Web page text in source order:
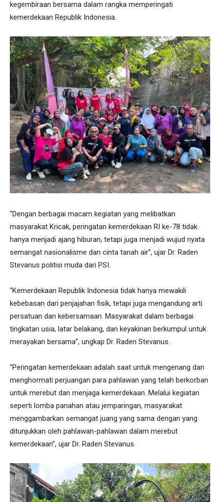
kegembiraan bersama dalam rangka memperingati
kemerdekaan Republik Indonesia.
“Dengan berbagai macam kegiatan yang melibatkan
masyarakat Kricak, peringatan kemerdekaan RI ke-78 tidak
hanya menjadi ajang hiburan, tetapi juga menjadi wujud nyata
semangat nasionalisme dan cinta tanah air”, ujar Dr. Raden
Stevanus politisi muda dari PSI.
“Kemerdekaan Republik Indonesia tidak hanya mewakili
kebebasan dari penjajahan fisik, tetapi juga mengandung arti
persatuan dan kebersamaan. Masyarakat dalam berbagai
tingkatan usia, latar belakang, dan keyakinan berkumpul untuk
merayakan bersama”, ungkap Dr. Raden Stevanus.
“Peringatan kemerdekaan adalah saat untuk mengenang dan
menghormati perjuangan para pahlawan yang telah berkorban
untuk merebut dan menjaga kemerdekaan. Melalui kegiatan
seperti lomba panahan atau jemparingan, masyarakat
menggambarkan semangat juang yang sama dengan yang
ditunjukkan oleh pahlawan-pahlawan dalam merebut
kemerdekaan”, ujar Dr. Raden Stevanus.